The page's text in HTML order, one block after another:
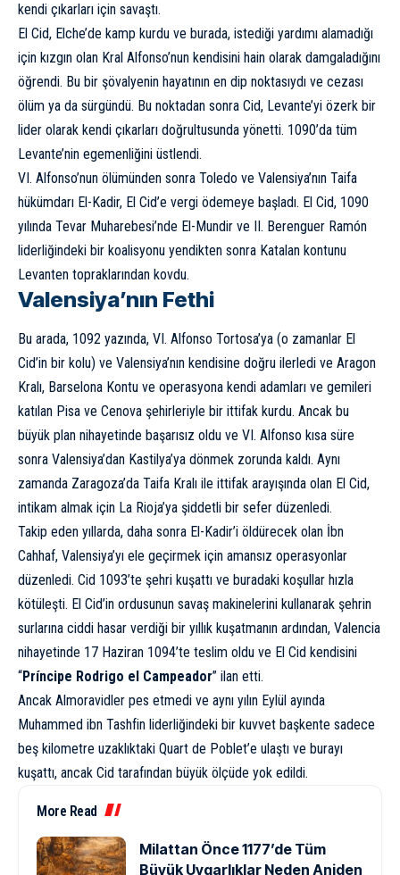
kendi çıkarları için savaştı.
El Cid, Elche’de kamp kurdu ve burada, istediği yardımı alamadığı
için kızgın olan Kral Alfonso’nun kendisini hain olarak damgaladığını
öğrendi. Bu bir şövalyenin hayatının en dip noktasıydı ve cezası
ölüm ya da sürgündü. Bu noktadan sonra Cid, Levante’yi özerk bir
lider olarak kendi çıkarları doğrultusunda yönetti. 1090’da tüm
Levante’nin egemenliğini üstlendi.
VI. Alfonso’nun ölümünden sonra Toledo ve Valensiya’nın Taifa
hükümdarı El-Kadir, El Cid’e vergi ödemeye başladı. El Cid, 1090
yılında Tevar Muharebesi’nde El-Mundir ve II. Berenguer Ramón
liderliğindeki bir koalisyonu yendikten sonra Katalan kontunu
Levanten topraklarından kovdu.
Valensiya’nın Fethi
Bu arada, 1092 yazında, VI. Alfonso Tortosa’ya (o zamanlar El
Cid’in bir kolu) ve Valensiya’nın kendisine doğru ilerledi ve Aragon
Kralı, Barselona Kontu ve operasyona kendi adamları ve gemileri
katılan Pisa ve Cenova şehirleriyle bir ittifak kurdu. Ancak bu
büyük plan nihayetinde başarısız oldu ve VI. Alfonso kısa süre
sonra Valensiya’dan Kastilya’ya dönmek zorunda kaldı. Aynı
zamanda Zaragoza’da Taifa Kralı ile ittifak arayışında olan El Cid,
intikam almak için La Rioja’ya şiddetli bir sefer düzenledi.
Takip eden yıllarda, daha sonra El-Kadir’i öldürecek olan İbn
Cahhaf, Valensiya’yı ele geçirmek için amansız operasyonlar
düzenledi. Cid 1093’te şehri kuşattı ve buradaki koşullar hızla
kötüleşti. El Cid’in ordusunun savaş makinelerini kullanarak şehrin
surlarına ciddi hasar verdiği bir yıllık kuşatmanın ardından, Valencia
nihayetinde 17 Haziran 1094’te teslim oldu ve El Cid kendisini
“Príncipe Rodrigo el Campeador” ilan etti.
Ancak Almoravidler pes etmedi ve aynı yılın Eylül ayında
Muhammed ibn Tashfin liderliğindeki bir kuvvet başkente sadece
beş kilometre uzaklıktaki Quart de Poblet’e ulaştı ve burayı
kuşattı, ancak Cid tarafından büyük ölçüde yok edildi.
More Read
Milattan Önce 1177’de Tüm
Büyük Uygarlıklar Neden Aniden